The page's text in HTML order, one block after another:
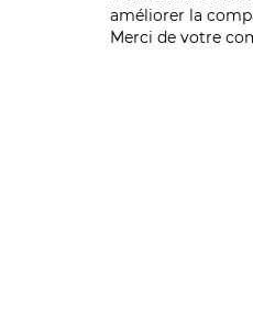
améliorer la
Merci de votre